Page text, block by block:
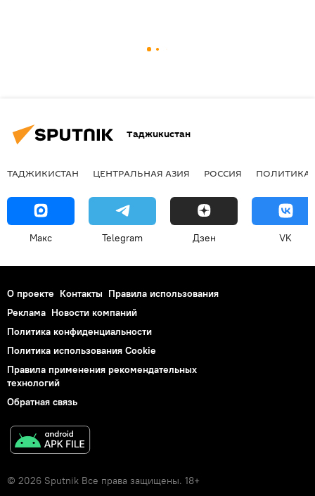
Таджикистан
ТАДЖИКИСТАН ЦЕНТРАЛЬНАЯ АЗИЯ РОССИЯ ПОЛИТИКА
Макс Telegram Дзен VK
О проекте Контакты Правила использования
Реклама Новости компаний
Политика конфиденциальности
Политика использования Cookie
Правила применения рекомендательных
технологий
Обратная связь
© 2026 Sputnik Все права защищены. 18+